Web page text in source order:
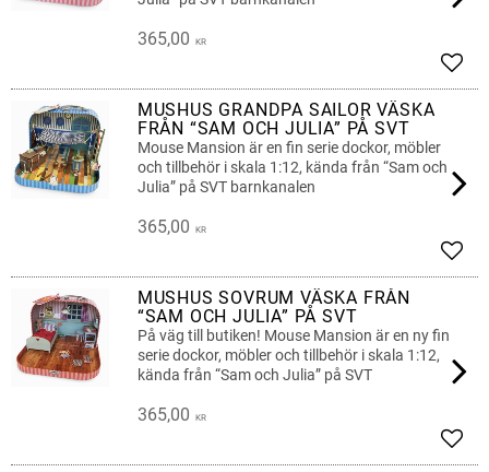
365,00 KR
MUSHUS GRANDPA SAILOR VÄSKA
FRÅN “SAM OCH JULIA” PÅ SVT
Mouse Mansion är en fin serie dockor, möbler
och tillbehör i skala 1:12, kända från “Sam och
Julia” på SVT barnkanalen
365,00 KR
MUSHUS SOVRUM VÄSKA FRÅN
“SAM OCH JULIA” PÅ SVT
På väg till butiken! Mouse Mansion är en ny fin
serie dockor, möbler och tillbehör i skala 1:12,
kända från “Sam och Julia” på SVT
365,00 KR